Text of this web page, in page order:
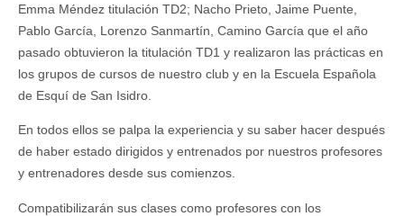
Emma Méndez titulación TD2; Nacho Prieto, Jaime Puente,
Pablo García, Lorenzo Sanmartín, Camino García que el año
pasado obtuvieron la titulación TD1 y realizaron las prácticas en
los grupos de cursos de nuestro club y en la Escuela Española
de Esquí de San Isidro.
En todos ellos se palpa la experiencia y su saber hacer después
de haber estado dirigidos y entrenados por nuestros profesores
y entrenadores desde sus comienzos.
Compatibilizarán sus clases como profesores con los